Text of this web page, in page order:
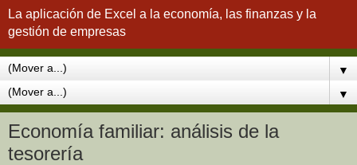
La aplicación de Excel a la economía, las finanzas y la
gestión de empresas
▼
▼
Economía familiar: análisis de la
tesorería